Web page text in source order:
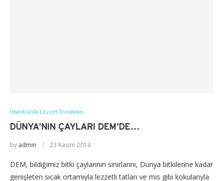
İstanbul'da Lezzet Durakları
DÜNYA’NIN ÇAYLARI DEM’DE…
by admin 23 Kasım 2014
DEM, bildiğimiz bitki çaylarının sınırlarını, Dünya bitkilerine kadar
genişleten sıcak ortamıyla lezzetli tatları ve mis gibi kokularıyla